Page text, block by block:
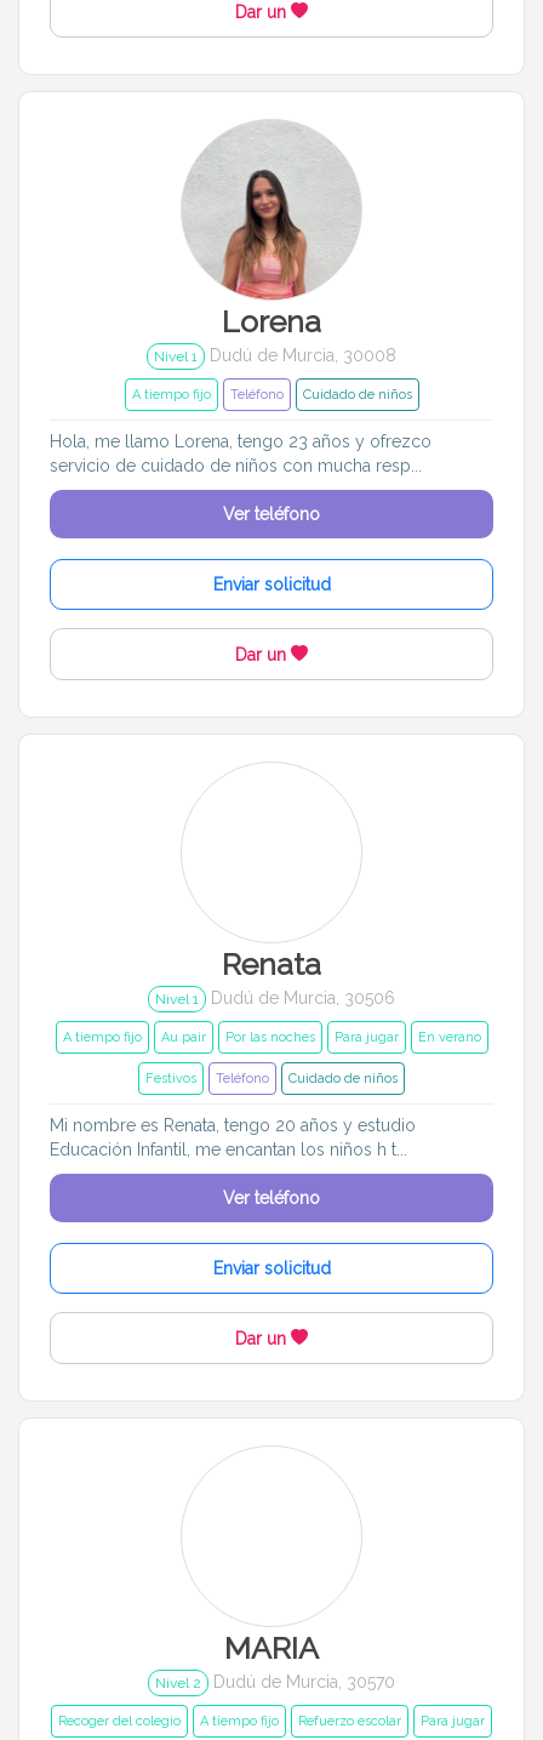
Dar un
Lorena
Nivel 1 Dudú de Murcia, 30008
A tiempo fijo Teléfono Cuidado de niños
Hola, me llamo Lorena, tengo 23 años y ofrezco
servicio de cuidado de niños con mucha resp...
Ver teléfono
Enviar solicitud
Dar un
Renata
Nivel 1 Dudú de Murcia, 30506
A tiempo fijo Au pair Por las noches Para jugar En verano
Festivos Teléfono Cuidado de niños
Mi nombre es Renata, tengo 20 años y estudio
Educación Infantil, me encantan los niños h t...
Ver teléfono
Enviar solicitud
Dar un
MARIA
Nivel 2 Dudú de Murcia, 30570
Recoger del colegio A tiempo fijo Refuerzo escolar Para jugar